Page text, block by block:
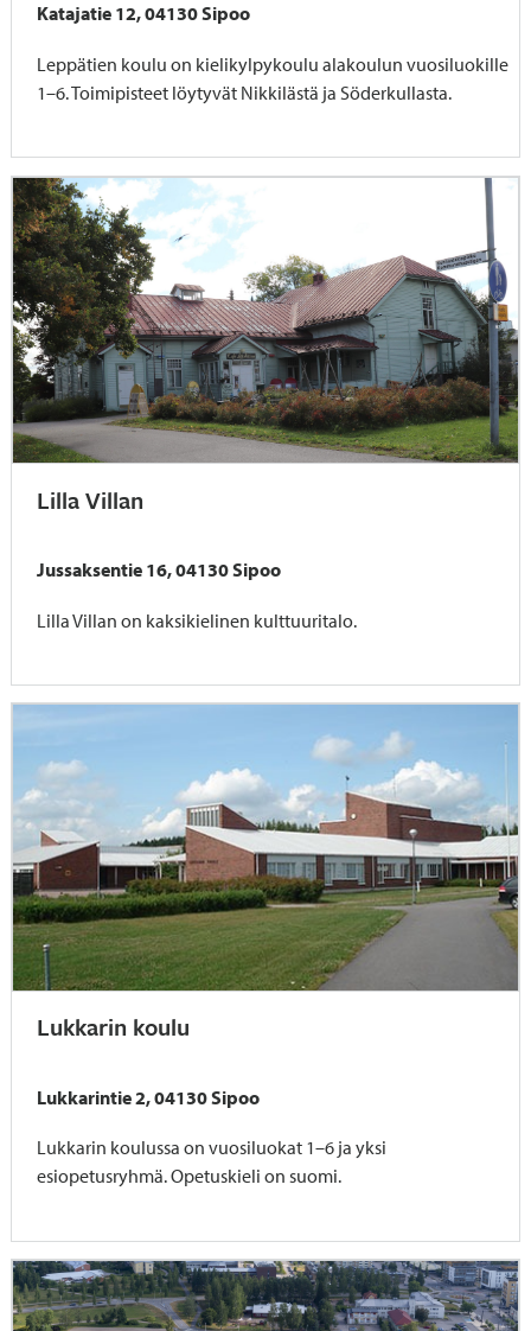
Katajatie 12, 04130 Sipoo
Leppätien koulu on kielikylpykoulu alakoulun vuosiluokille
1–6. Toimipisteet löytyvät Nikkilästä ja Söderkullasta.
Lilla Villan
Jussaksentie 16, 04130 Sipoo
Lilla Villan on kaksikielinen kulttuuritalo.
Lukkarin koulu
Lukkarintie 2, 04130 Sipoo
Lukkarin koulussa on vuosiluokat 1–6 ja yksi
esiopetusryhmä. Opetuskieli on suomi.